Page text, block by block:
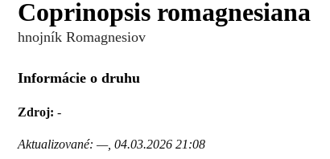
Coprinopsis romagnesiana
hnojník Romagnesiov
Informácie o druhu
Zdroj: -
Aktualizované: —, 04.03.2026 21:08